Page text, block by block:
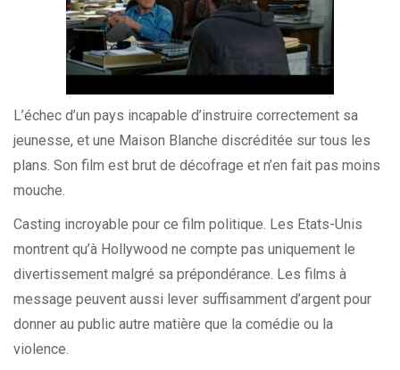
L’échec d’un pays incapable d’instruire correctement sa
jeunesse, et une Maison Blanche discréditée sur tous les
plans. Son film est brut de décofrage et n’en fait pas moins
mouche.
Casting incroyable pour ce film politique. Les Etats-Unis
montrent qu’à Hollywood ne compte pas uniquement le
divertissement malgré sa prépondérance. Les films à
message peuvent aussi lever suffisamment d’argent pour
donner au public autre matière que la comédie ou la
violence.